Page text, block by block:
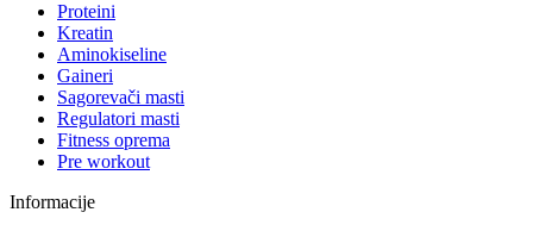
Proteini
Kreatin
Aminokiseline
Gaineri
Sagorevači masti
Regulatori masti
Fitness oprema
Pre workout
Informacije